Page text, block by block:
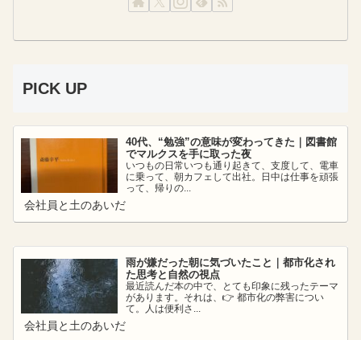
PICK UP
40代、“勉強”の意味が変わってきた｜図書館
でマルクスを手に取った夜
いつもの日常いつも通り起きて、支度して、電車
に乗って、朝カフェして出社。日中は仕事を頑張
って、帰りの...
会社員と土のあいだ
雨が嫌だった朝に気づいたこと｜都市化され
た思考と自然の視点
最近読んだ本の中で、とても印象に残ったテーマ
があります。それは、👉 都市化の弊害につい
て。人は便利さ...
会社員と土のあいだ